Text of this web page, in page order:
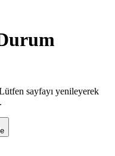
sayfayı yenileyerek